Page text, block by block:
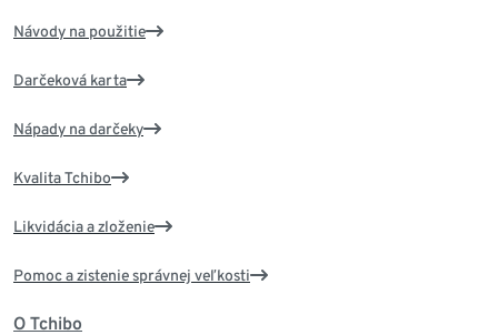
Návody na použitie
Darčeková karta
Nápady na darčeky
Kvalita Tchibo
Likvidácia a zloženie
Pomoc a zistenie správnej veľkosti
O Tchibo